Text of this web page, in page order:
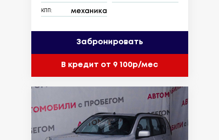
КПП: механика
Забронировать
В кредит от 9 100р/мес